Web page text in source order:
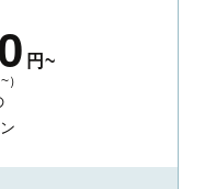
円~
）